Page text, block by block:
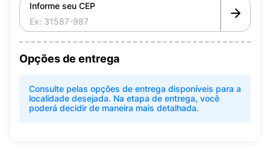
Informe seu CEP
Opções de entrega
Consulte pelas opções de entrega disponíveis para a
localidade desejada. Na etapa de entrega, você
poderá decidir de maneira mais detalhada.